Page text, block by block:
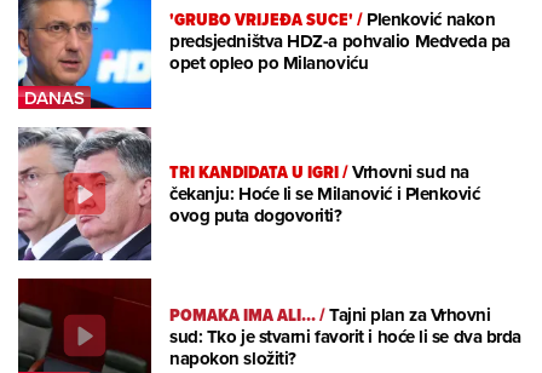
'GRUBO VRIJEĐA SUCE'/Plenković nakon
predsjedništva HDZ-a pohvalio Medveda pa
opet opleo po Milanoviću
TRI KANDIDATA U IGRI/Vrhovni sud na
čekanju: Hoće li se Milanović i Plenković
ovog puta dogovoriti?
POMAKA IMA ALI.../Tajni plan za Vrhovni
sud: Tko je stvarni favorit i hoće li se dva brda
napokon složiti?